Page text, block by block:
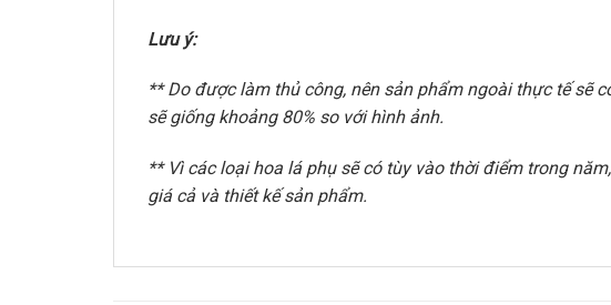
Lưu ý:
** Do được làm thủ công, nên sản phẩm ngoài thực tế sẽ
sẽ giống khoảng 80% so với hình ảnh.
** Vì các loại hoa lá phụ sẽ có tùy vào thời điểm trong
giá cả và thiết kế sản phẩm.